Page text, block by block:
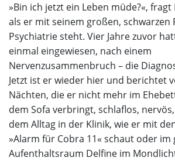
»Bin ich jetzt ein Leben müde?«, fragt
als er mit seinem großen,
Psychiatrie steht. Vier Jahre zuvor
einmal eingewiesen, nach einem
Nervenzusammenbruch – die
Jetzt ist er wieder hier und berichtet
Nächten, die er nicht mehr im
dem Sofa verbringt, schlaflos,
dem Alltag in der Klinik, wie er mit
»Alarm für Cobra 11« schaut oder im
Aufenthaltsraum Delfine im